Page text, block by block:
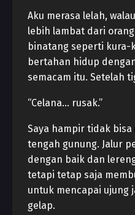
Aku merasa lelah,
lebih lambat dari
binatang seperti kura-
bertahan hidup
semacam itu. Setelah
“Celana… rusak.”
Saya hampir tidak
tengah gunung. Jalur
dengan baik dan
tetapi tetap saja
untuk mencapai ujung
gelap.